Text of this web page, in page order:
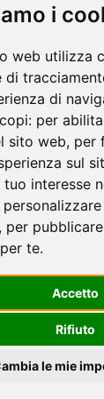
i
web utilizza
di
di
per
sito web, per
sul
tuo interesse
, per
te.
Accetto
Rifiuto
le mie
una
a
opportunità
casa in
con
a
domanda è
una
il